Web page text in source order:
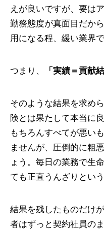
えが良いですが、要は
勤務態度が真面目だか
用になる程、緩い業界
つまり、 「実績＝貢献
そのような結果を求め
険とは果たして本当に
もちろんすべてが悪い
ませんが、圧倒的に粗
ょう。毎日の業務で生
ても正直うんざりとい
結果を残したものだけ
者はずっと契約社員の